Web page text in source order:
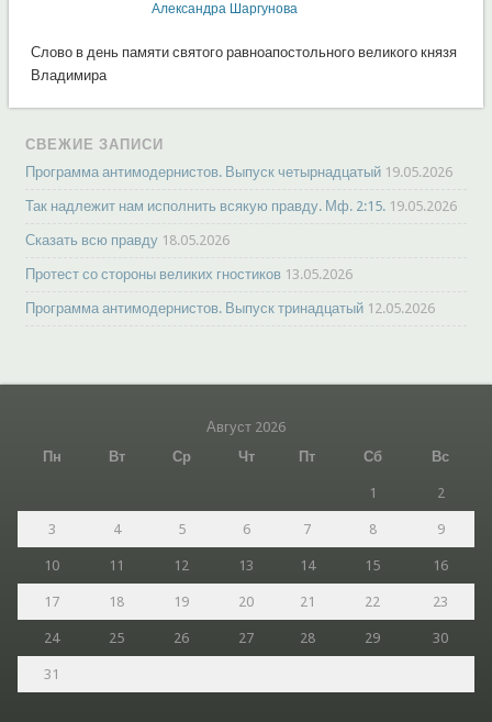
Александра Шаргунова
Слово в день памяти святого равноапостольного великого князя
Владимира
СВЕЖИЕ ЗАПИСИ
Программа антимодернистов. Выпуск четырнадцатый 19.05.2026
Так надлежит нам исполнить всякую правду. Мф. 2:15. 19.05.2026
Сказать всю правду 18.05.2026
Протест со стороны великих гностиков 13.05.2026
Программа антимодернистов. Выпуск тринадцатый 12.05.2026
Август 2026
Пн
Вт Ср Чт Пт Сб Вс
1 2
3 4 5 6 7 8 9
10 11 12 13 14 15 16
17 18 19 20 21 22 23
24 25 26 27 28 29 30
31